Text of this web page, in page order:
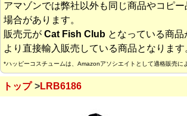
アマゾンでは弊社以外も同じ商品やコピ
場合があります。
販売元が Cat Fish Club となっている商
より直接輸入販売している商品となります
*ハッピーコスチュームは、Amazonアソシエイトとして適格販売に
トップ LRB6186